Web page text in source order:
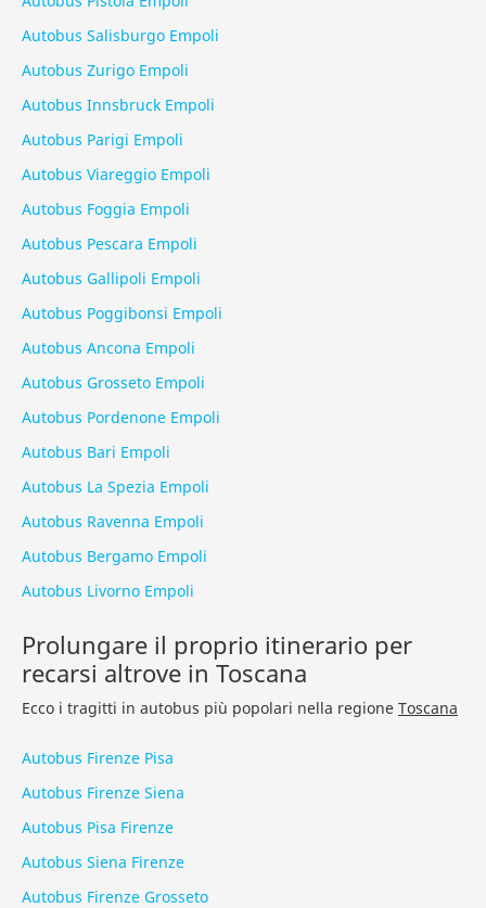
Autobus Salisburgo Empoli
Autobus Zurigo Empoli
Autobus Innsbruck Empoli
Autobus Parigi Empoli
Autobus Viareggio Empoli
Autobus Foggia Empoli
Autobus Pescara Empoli
Autobus Gallipoli Empoli
Autobus Poggibonsi Empoli
Autobus Ancona Empoli
Autobus Grosseto Empoli
Autobus Pordenone Empoli
Autobus Bari Empoli
Autobus La Spezia Empoli
Autobus Ravenna Empoli
Autobus Bergamo Empoli
Autobus Livorno Empoli
Prolungare il proprio itinerario per
recarsi altrove in Toscana
Ecco i tragitti in autobus più popolari nella regione Toscana
Autobus Firenze Pisa
Autobus Firenze Siena
Autobus Pisa Firenze
Autobus Siena Firenze
Autobus Firenze Grosseto